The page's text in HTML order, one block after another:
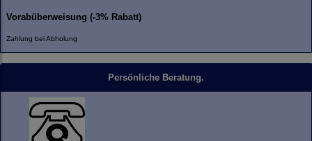
Vorabüberweisung (-3% Rabatt)
Zahlung bei Abholung
Persönliche Beratung.